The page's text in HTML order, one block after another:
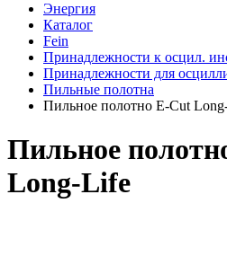
Энергия
Каталог
Fein
Принадлежности к осцил.
Принадлежности для
Пильные полотна
Пильное полотно E-Cut
Пильное
Long-Life